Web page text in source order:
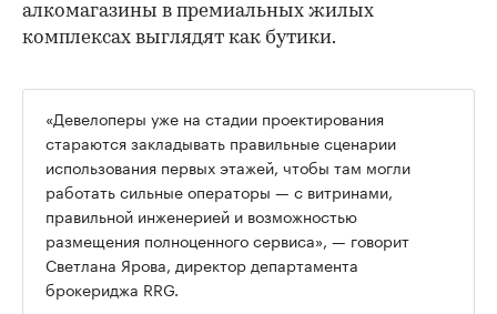
алкомагазины в премиальных жилых
комплексах выглядят как бутики.
00:00
«Девелоперы уже на стадии проектирования
стараются закладывать правильные сценарии
использования первых этажей, чтобы там могли
работать сильные операторы — с витринами,
правильной инженерией и возможностью
размещения полноценного сервиса», — говорит
Светлана Ярова, директор департамента
брокериджа RRG.